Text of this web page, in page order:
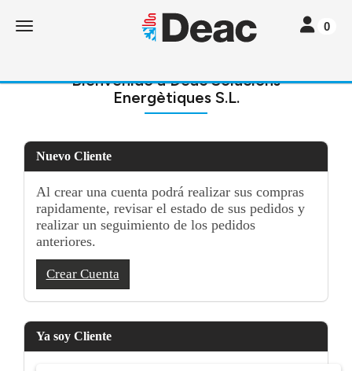
Toggle navigation Toggle
0
Bienvenido a Deac Solucions
Energètiques S.L.
Nuevo Cliente
Al crear una cuenta podrá realizar sus compras
rapidamente, revisar el estado de sus pedidos y
realizar un seguimiento de los pedidos
anteriores.
Crear Cuenta
Ya soy Cliente